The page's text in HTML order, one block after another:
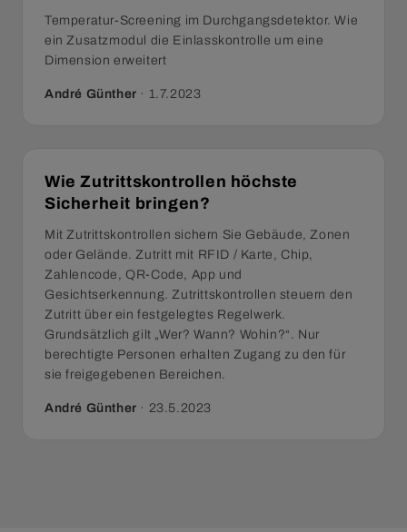
Temperatur-Screening im Durchgangsdetektor. Wie
ein Zusatzmodul die Einlasskontrolle um eine
Dimension erweitert
André Günther · 1.7.2023
Wie Zutrittskontrollen höchste
Sicherheit bringen?
Mit Zutrittskontrollen sichern Sie Gebäude, Zonen
oder Gelände. Zutritt mit RFID / Karte, Chip,
Zahlencode, QR-Code, App und
Gesichtserkennung. Zutrittskontrollen steuern den
Zutritt über ein festgelegtes Regelwerk.
Grundsätzlich gilt „Wer? Wann? Wohin?“. Nur
berechtigte Personen erhalten Zugang zu den für
sie freigegebenen Bereichen.
André Günther · 23.5.2023